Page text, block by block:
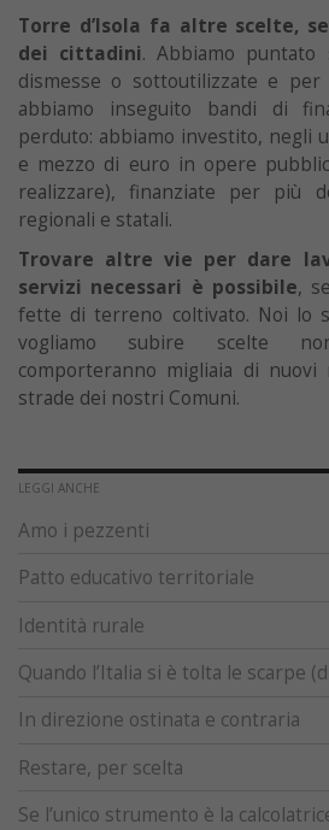
Torre d’Isola fa altre scelte,
dei cittadini. Abbiamo
dismesse o sottoutilizzate e per
abbiamo inseguito bandi di
perduto: abbiamo investito, negli
e mezzo di euro in opere
realizzare), finanziate per più
regionali e statali.
Trovare altre vie per dare
servizi necessari è possibile,
fette di terreno coltivato. Noi lo
vogliamo subire scelte
comporteranno migliaia di
strade dei nostri Comuni.
LEGGI ANCHE
Amo i pezzenti
Patto educativo territoriale
Identità rurale
Quando l’Italia si è tolta le scarpe
In direzione ostinata e contraria
Restare, per scelta
Se l’unico strumento è la